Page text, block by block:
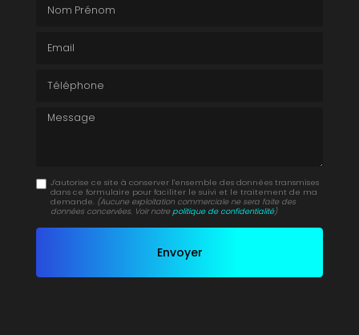
Message
J'autorise ce site à conserver l'ensemble des données transmises
dans ce formulaire pour faciliter le suivi et le traitement de ma
demande. (Aucune exploitation commerciale ne sera faite des
données concervées. Voir notrepolitique de confidentialité)